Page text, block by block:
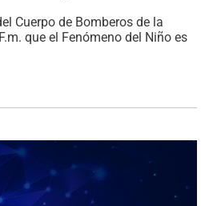
Cuerpo de Bomberos de la
que el Fenómeno del Niño es